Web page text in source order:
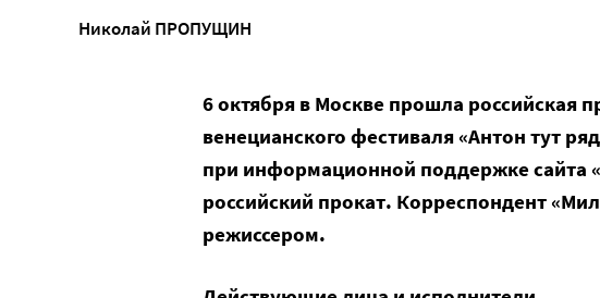
Николай ПРОПУЩИН
6 октября в Москве прошла российская
венецианского фестиваля «Антон тут
при информационной поддержке сайта
российский прокат. Корреспондент
режиссером.